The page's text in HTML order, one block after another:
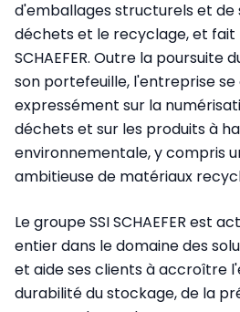
d'emballages structurels et de
déchets et le recyclage, et fait
SCHAEFER. Outre la poursuite
son portefeuille, l'entreprise
expressément sur la
déchets et sur les produits à
environnementale, y compris
ambitieuse de matériaux
Le groupe SSI SCHAEFER est
entier dans le domaine des
et aide ses clients à accroître
durabilité du stockage, de la